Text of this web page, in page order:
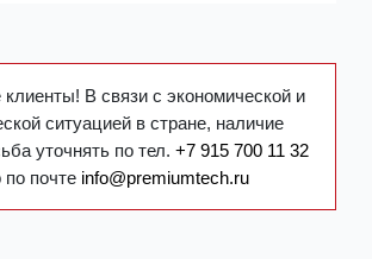
В связи с экономической и
ситуацией в стране, наличие
уточнять по тел. +7 915 700 11 32
по почте info@premiumtech.ru